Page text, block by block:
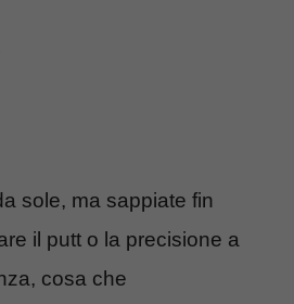
sole, ma sappiate fin
il putt o la precisione a
cosa che